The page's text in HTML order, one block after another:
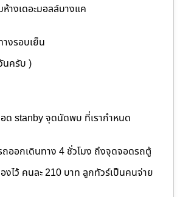
างเดอะมอลล์บางแค
างรอบเย็น
นครับ )
อด stanby จุดนัดพบ ที่เรากำหนด
ถออกเดินทาง 4 ชั่วโมง ถึงจุดจอดรถตู้
งไว้ คนละ 210 บาท ลูกทัวร์เป็นคนจ่าย